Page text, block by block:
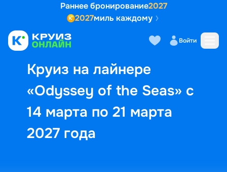
Раннее бронирование2027
2027миль каждому
Войти
Круиз на лайнере
«Odyssey of the Seas» с
14 марта по 21 марта
2027 года
Выбор кают Маршрут и